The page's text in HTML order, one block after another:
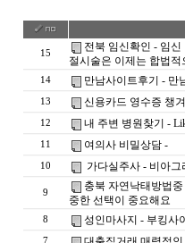
15
전북 임신확인 - 임신
절시술은 이제는 합법적
14 만남사이트후기 - 만
13 신용카드 영수증 챙
12 내 주변 병원찾기 -
11 여의사 비밀상담 -
10 가다실주사 - 비아그
9
충북 자연낙태방법
중한 선택이 중요해요
8 성인마사지 - 부킹사
7